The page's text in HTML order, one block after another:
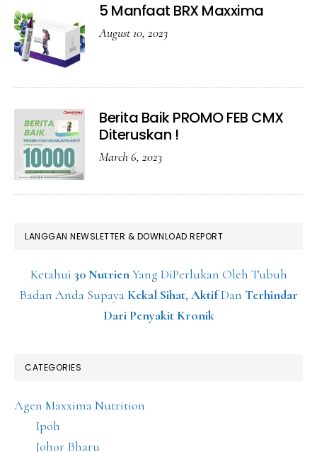
5 Manfaat BRX Maxxima
August 10, 2023
Berita Baik PROMO FEB CMX
Diteruskan !
March 6, 2023
LANGGAN NEWSLETTER & DOWNLOAD REPORT
Ketahui 30 NutrienYang DiPerlukan Oleh Tubuh
Badan Anda Supaya Kekal Sihat, AktifDan Terhindar
Dari Penyakit Kronik
CATEGORIES
Agen Maxxima Nutrition
Ipoh
Johor Bharu